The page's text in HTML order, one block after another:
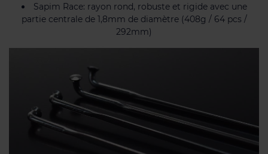
Sapim Race: rayon rond, robuste et rigide avec une
partie centrale de 1,8mm de diamètre (408g / 64 pcs /
292mm)